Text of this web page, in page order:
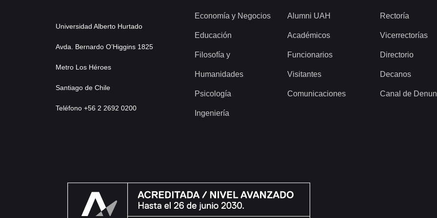
Universidad Alberto Hurtado
Avda. Bernardo O’Higgins 1825
Metro Los Héroes
Santiago de Chile
Teléfono +56 2 2692 0200
Economía y Negocios
Educación
Filosofía y
Humanidades
Psicología
Ingeniería
Alumni UAH
Académicos
Funcionarios
Visitantes
Comunicaciones
Rectoría
Vicerrectorías
Directorio
Decanos
Canal de